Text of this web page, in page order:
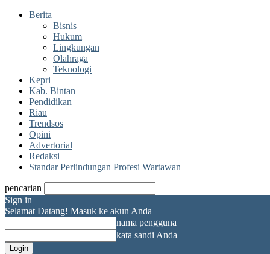
Berita
Bisnis
Hukum
Lingkungan
Olahraga
Teknologi
Kepri
Kab. Bintan
Pendidikan
Riau
Trendsos
Opini
Advertorial
Redaksi
Standar Perlindungan Profesi Wartawan
pencarian
Sign in
Selamat Datang! Masuk ke akun Anda
nama pengguna
kata sandi Anda